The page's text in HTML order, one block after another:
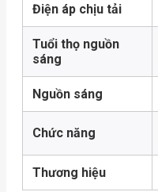
Điện áp chịu tải
Tuổi thọ nguồn
sáng
Nguồn sáng
Chức năng
Thương hiệu